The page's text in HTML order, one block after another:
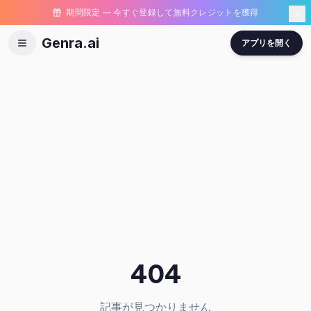
期間限定 — 今すぐ登録して無料クレジットを獲得
Genra.ai アプリを開く
404
記事が見つかりません